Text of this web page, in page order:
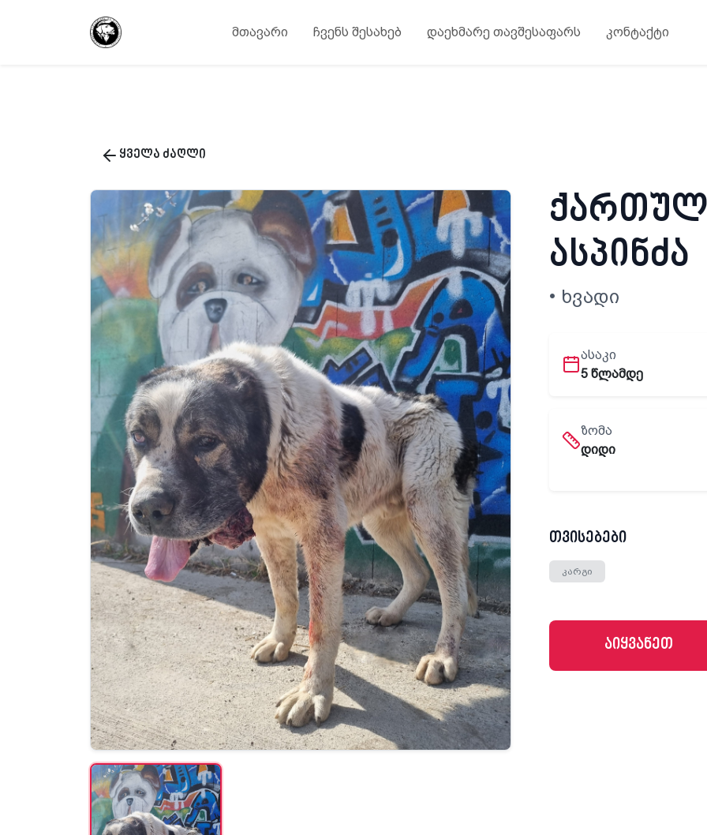
მთავარი ჩვენს შესახებ დაეხმარე თავშესაფარს კონტაქტი
ყველა ძაღლი
ასპინძა
• ხვადი
ᲐᲡᲐᲙᲘ
5 წლამდე
ᲖᲝᲛᲐ
დიდი
თვისებები
კარგი
აიყვანეთ